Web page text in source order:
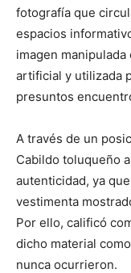
fotografía que
espacios
imagen
artificial y utilizada
presuntos
A través de un
Cabildo toluqueño
autenticidad, ya
vestimenta
Por ello, calificó
dicho material
nunca ocurrieron.